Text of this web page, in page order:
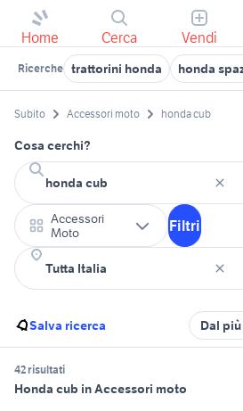
Home Cerca Vendi
Ricerche trattorini honda honda
Subito Accessori moto honda cub
Cosa cerchi?
Accessori
Moto
Filtri
Salva ricerca Dal
42 risultati
Honda cub in Accessori moto